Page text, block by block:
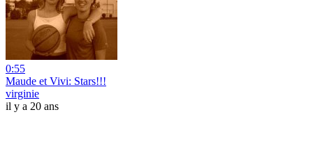
0:55
Maude et Vivi: Stars!!!
virginie
il y a 20 ans